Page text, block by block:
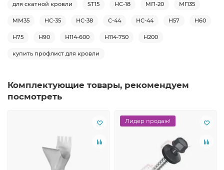
для скатной кровли ST15 НС-18 МП-20 МП35
ММ35 НС-35 НС-38 С-44 НС-44 Н57 Н60
Н75 Н90 Н114-600 Н114-750 Н200
купить профлист для кровли
Комплектующие товары, рекомендуем
посмотреть
Лидер продаж!